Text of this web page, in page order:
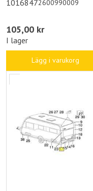
10168472600990009
105,00 kr
I lager
Lägg i varukorg